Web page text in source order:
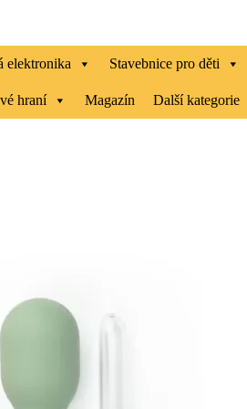
elektronika Stavebnice pro děti
hraní Magazín Další kategorie